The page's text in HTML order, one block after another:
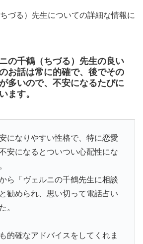
づる）先生についての詳細な情報に
の千鶴（ちづる）先生の良い
お話は常に的確で、後でその
多いので、不安になるたびに
ます。
になりやすい性格で、特に恋愛
安になるとついつい心配性にな
ら「ヴェルニの千鶴先生に相談
勧められ、思い切って電話占い
。
的確なアドバイスをしてくれま